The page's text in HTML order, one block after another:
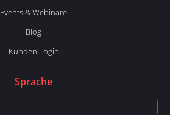
Events & Webinare
Blog
Kunden Login
Sprache